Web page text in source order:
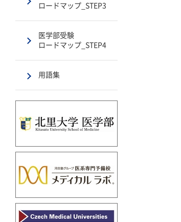
ロードマップ_STEP3
医学部受験
ロードマップ_STEP4
用語集